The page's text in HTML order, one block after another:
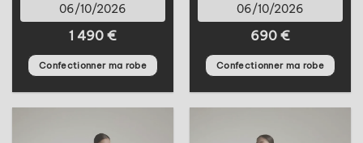
06/10/2026
1 490 €
Confectionner ma robe
06/10/2026
690 €
Confectionner ma robe